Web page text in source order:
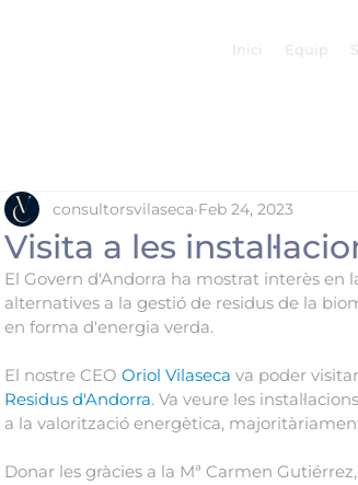
Inici Equip
Visita a les
consultorsvilaseca Feb 24, 2023
El Govern d'Andorra ha mostrat interès en
alternatives a la gestió de residus de la
en forma d'energia verda.
El nostre CEO Oriol Vilaseca va poder
Residus d'Andorra. Va veure les
a la valorització energètica,
Donar les gràcies a la Mª Carmen